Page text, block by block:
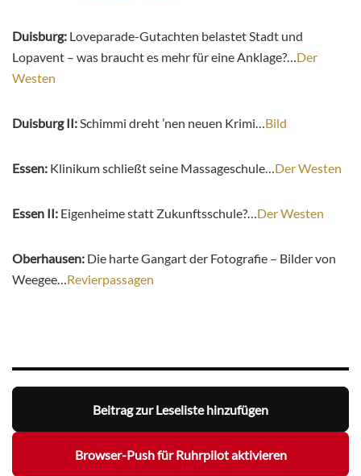
Duisburg: Loveparade-Gutachten belastet Stadt und
Lopavent – was braucht es mehr für eine Anklage?…Der
Westen
Duisburg II:Schimmi dreht ’nen neuen Krimi…Bild
Essen: Klinikum schließt seine Massageschule…Der Westen
Essen II: Eigenheime statt Zukunftsschule?…Der Westen
Oberhausen: Die harte Gangart der Fotografie – Bilder von
Weegee…Revierpassagen
Beitrag zur Leseliste hinzufügen
Browser-Push für Ruhrpilot aktivieren